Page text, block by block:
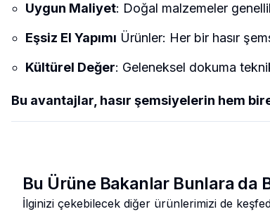
Uygun Maliyet: Doğal malzemeler
Eşsiz El Yapımı Ürünler: Her bir hasır
Kültürel Değer: Geleneksel dokuma
Bu avantajlar, hasır şemsiyelerin hem
Bu Ürüne Bakanlar Bunlara da
İlginizi çekebilecek diğer ürünlerimizi de